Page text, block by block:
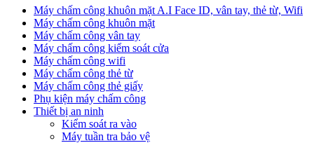
Máy chấm công khuôn mặt A.I Face ID, vân tay, thẻ từ, Wifi
Máy chấm công khuôn mặt
Máy chấm công vân tay
Máy chấm công kiểm soát cửa
Máy chấm công wifi
Máy chấm công thẻ từ
Máy chấm công thẻ giấy
Phụ kiện máy chấm công
Thiết bị an ninh
Kiểm soát ra vào
Máy tuần tra bảo vệ